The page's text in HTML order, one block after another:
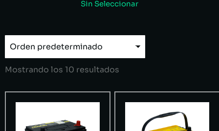
Sin Seleccionar
Mostrando los 10 resultados